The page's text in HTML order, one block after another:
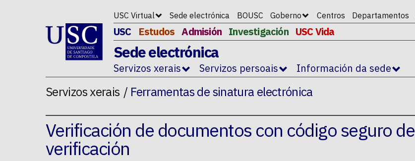
USC Virtual Sede electrónica BOUSC Goberno Centros Departamentos
USC Estudos Admisión Investigación USC Vida
Sede electrónica
Servizos xerais Servizos persoais Información da sede
Servizos xerais Ferramentas de sinatura electrónica
Verificación de documentos con código seguro de
verificación